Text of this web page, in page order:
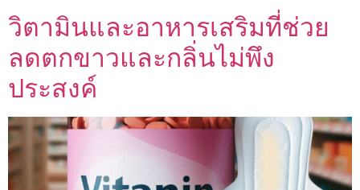
วิตามินและอาหารเสริมที่ช่วย
ลดตกขาวและกลิ่นไม่พึง
ประสงค์